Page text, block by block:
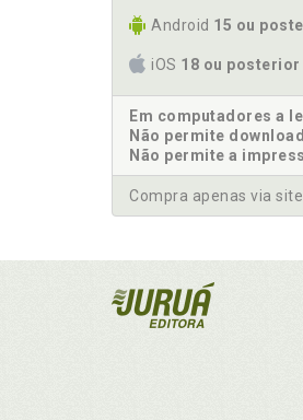
Android 15 ou
iOS 18 ou posterior
Em computadores a
Não permite
Não permite a
Compra apenas via